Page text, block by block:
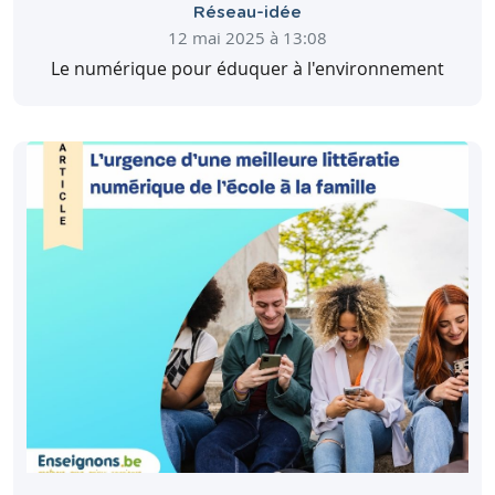
Télécharger
Consulter
les leurs, pour contribuer à un monde
Découvrez le feuillet pédagogique en …
Partager
Consulter
Réseau-idée
12 mai 2025 à 13:08
Le numérique pour éduquer à l'environnement